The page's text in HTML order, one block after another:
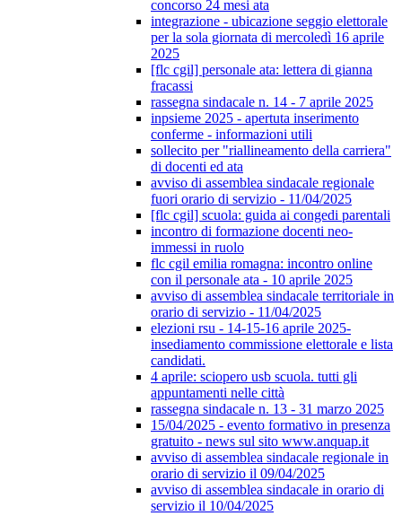
concorso 24 mesi ata
integrazione - ubicazione seggio elettorale
per la sola giornata di mercoledì 16 aprile
2025
[flc cgil] personale ata: lettera di gianna
fracassi
rassegna sindacale n. 14 - 7 aprile 2025
inpsieme 2025 - apertuta inserimento
conferme - informazioni utili
sollecito per "riallineamento della carriera"
di docenti ed ata
avviso di assemblea sindacale regionale
fuori orario di servizio - 11/04/2025
[flc cgil] scuola: guida ai congedi parentali
incontro di formazione docenti neo-
immessi in ruolo
flc cgil emilia romagna: incontro online
con il personale ata - 10 aprile 2025
avviso di assemblea sindacale territoriale in
orario di servizio - 11/04/2025
elezioni rsu - 14-15-16 aprile 2025-
insediamento commissione elettorale e lista
candidati.
4 aprile: sciopero usb scuola. tutti gli
appuntamenti nelle città
rassegna sindacale n. 13 - 31 marzo 2025
15/04/2025 - evento formativo in presenza
gratuito - news sul sito www.anquap.it
avviso di assemblea sindacale regionale in
orario di servizio il 09/04/2025
avviso di assemblea sindacale in orario di
servizio il 10/04/2025